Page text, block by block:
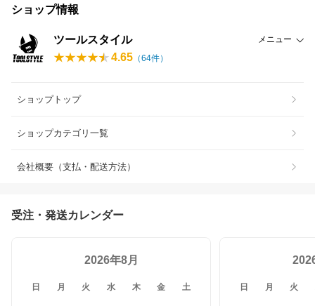
ショップ情報
ツールスタイル メニュー
4.65 （64件）
ショップトップ
ショップカテゴリ一覧
会社概要（支払・配送方法）
受注・発送カレンダー
2026年8月
日 月 火 水 木 金 土 日 月 火